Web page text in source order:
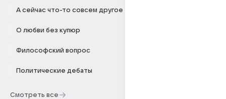
А сейчас что-то совсем другое
О любви без купюр
Философский вопрос
Политические дебаты
Смотреть все